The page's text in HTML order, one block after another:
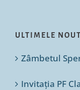
ULTIMELE
Zâmbetul
Invitația PF